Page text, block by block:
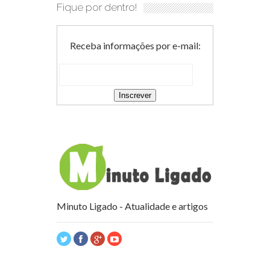
Fique por dentro!
Receba informações por e-mail:
Minuto Ligado - Atualidade e artigos